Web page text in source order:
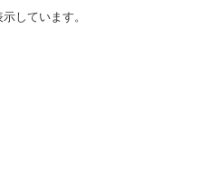
しています。